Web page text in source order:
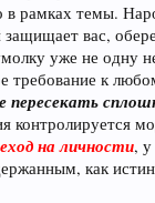
в рамках темы.
вас,
уже не одну
требование к
пересекать
на личности,
как